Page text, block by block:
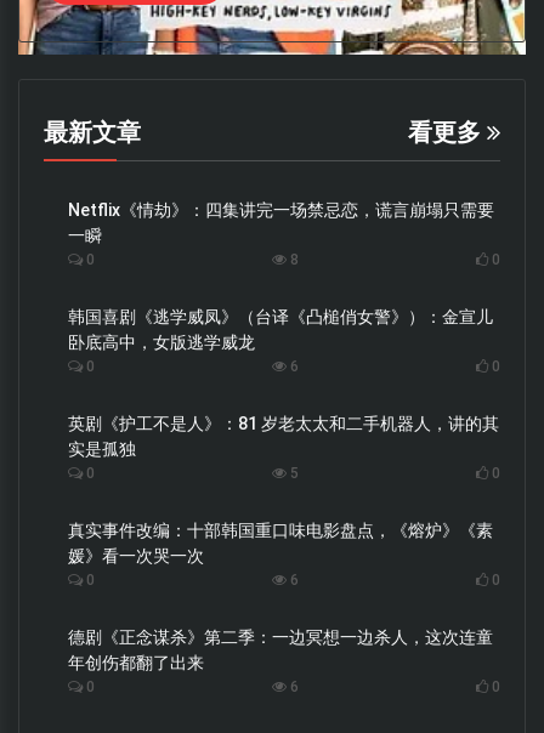
最新文章 看更多
Netflix《情劫》：四集讲完一场禁忌恋，谎言崩塌只需要
一瞬
0 8 0
韩国喜剧《逃学威凤》（台译《凸槌俏女警》）：金宣儿
卧底高中，女版逃学威龙
0 6 0
英剧《护工不是人》：81 岁老太太和二手机器人，讲的其
实是孤独
0 5 0
真实事件改编：十部韩国重口味电影盘点，《熔炉》《素
媛》看一次哭一次
0 6 0
德剧《正念谋杀》第二季：一边冥想一边杀人，这次连童
年创伤都翻了出来
0 6 0